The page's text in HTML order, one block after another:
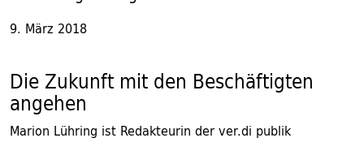
9. März 2018
Die Zukunft mit den Beschäftigten
angehen
Marion Lühring ist Redakteurin der ver.di publik